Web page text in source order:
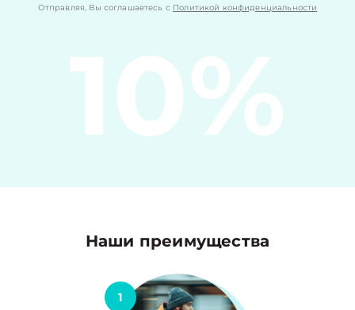
Отправляя, Вы соглашаетесь с Политикой конфиденциальности
10%
Наши преимущества
1